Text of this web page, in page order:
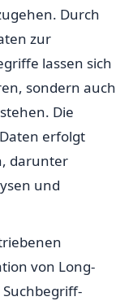
Durch
zur
lassen sich
sondern auch
Die
erfolgt
darunter
und
von Long-
Suchbegriff-